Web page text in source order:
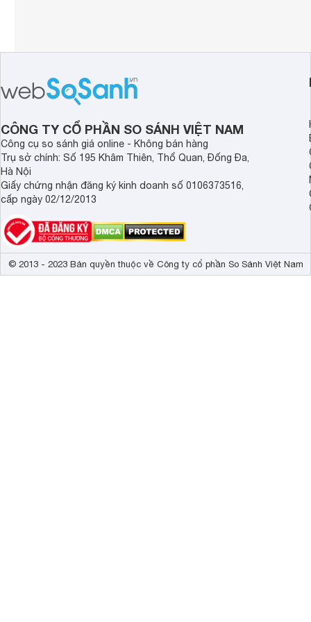
Tốc độ chụp liên tiếp
Kích thước 144 x 106 x
Khối lượng
CÔNG TY CỔ PHẦN SO SÁNH VIỆT NAM
Công cụ so sánh giá online - Không bán hàng
Trụ sở chính: Số 195 Khâm Thiên, Thổ Quan, Đống Đa,
Hà Nội
Giấy chứng nhận đăng ký kinh doanh số 0106373516,
cấp ngày 02/12/2013
© 2013 - 2023 Bản quyền thuộc về Công ty cổ phần So Sánh Việt Nam